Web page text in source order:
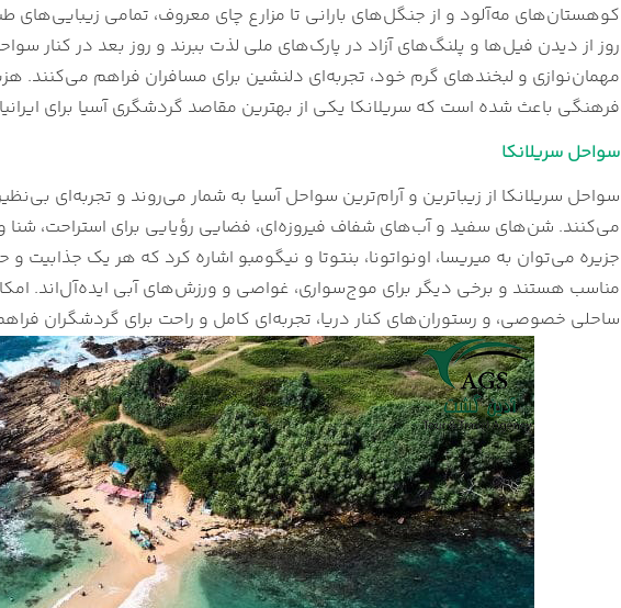
کوهستان‌های مه‌آلود و از جنگل‌های بارانی تا مزارع چای معروف، تمامی
روز از دیدن فیل‌ها و پلنگ‌های آزاد در پارک‌های ملی لذت ببرند و روز بعد در کنار
مهمان‌نوازی و لبخندهای گرم خود، تجربه‌ای دلنشین برای مسافران فراهم می‌کنند.
فرهنگی باعث شده است که سریلانکا یکی از بهترین مقاصد گردشگری آسیا برای
سواحل سریلانکا
سواحل سریلانکا از زیباترین و آرام‌ترین سواحل آسیا به شمار می‌روند و تجربه‌ای
می‌کنند. شن‌های سفید و آب‌های شفاف فیروزه‌ای، فضایی رؤیایی برای استراحت،
جزیره می‌توان به میریسا، اونواتونا، بنتوتا و نیگومبو اشاره کرد که هر یک
مناسب هستند و برخی دیگر برای موج‌سواری، غواصی و ورزش‌های آبی ایده‌آل‌اند.
ساحلی خصوصی، و رستوران‌های کنار دریا، تجربه‌ای کامل و راحت برای گردشگران